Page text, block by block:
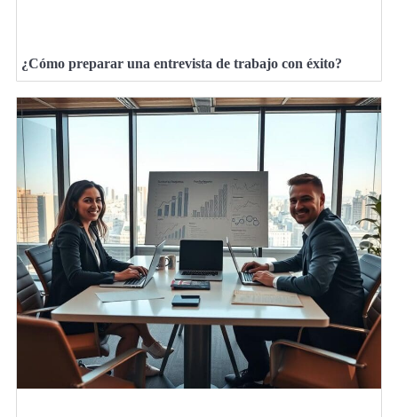
¿Cómo preparar una entrevista de trabajo con éxito?